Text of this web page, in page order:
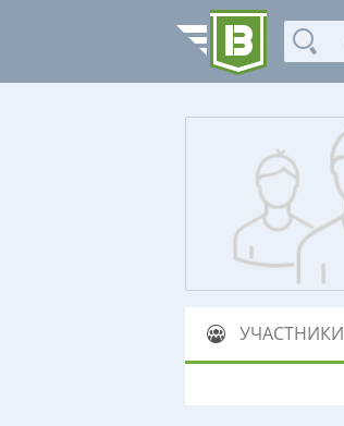
УЧАСТНИКИ